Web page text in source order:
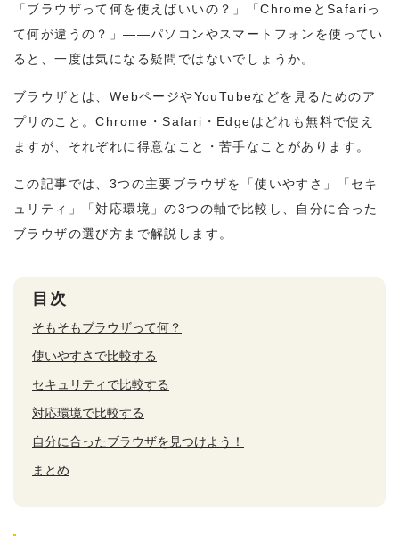
「ブラウザって何を使えばいいの？」「ChromeとSafariっ
て何が違うの？」——パソコンやスマートフォンを使ってい
ると、一度は気になる疑問ではないでしょうか。
ブラウザとは、WebページやYouTubeなどを見るためのア
プリのこと。Chrome・Safari・Edgeはどれも無料で使え
ますが、それぞれに得意なこと・苦手なことがあります。
この記事では、3つの主要ブラウザを「使いやすさ」「セキ
ュリティ」「対応環境」の3つの軸で比較し、自分に合った
ブラウザの選び方まで解説します。
目次
そもそもブラウザって何？
使いやすさで比較する
セキュリティで比較する
対応環境で比較する
自分に合ったブラウザを見つけよう！
まとめ